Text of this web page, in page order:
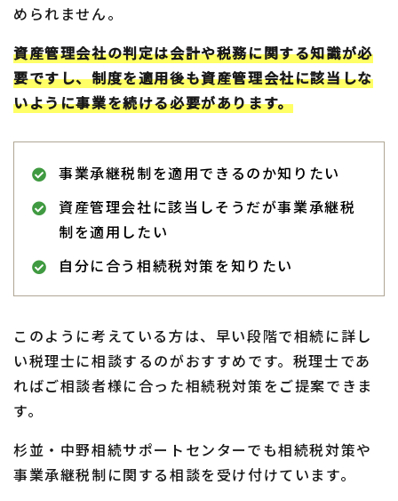
められません。
資産管理会社の判定は会計や税務に関する知識が必
要ですし、制度を適用後も資産管理会社に該当しな
いように事業を続ける必要があります。
事業承継税制を適用できるのか知りたい
資産管理会社に該当しそうだが事業承継税
制を適用したい
自分に合う相続税対策を知りたい
このように考えている方は、早い段階で相続に詳し
い税理士に相談するのがおすすめです。税理士であ
ればご相談者様に合った相続税対策をご提案できま
す。
杉並・中野相続サポートセンターでも相続税対策や
事業承継税制に関する相談を受け付けています。